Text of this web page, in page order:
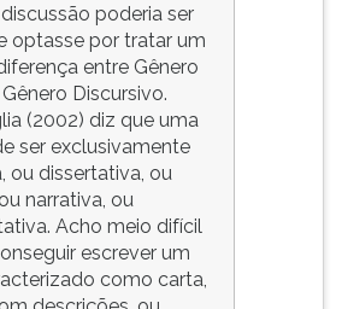
poderia ser
optasse por tratar um
entre Gênero
Discursivo.
(2002) diz que uma
ser exclusivamente
ou dissertativa, ou
narrativa, ou
Acho meio difícil
escrever um
como carta,